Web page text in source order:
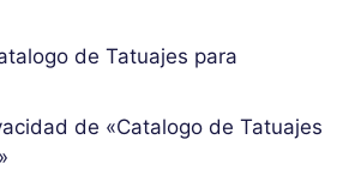
de Tatuajes para
de «Catalogo de Tatuajes